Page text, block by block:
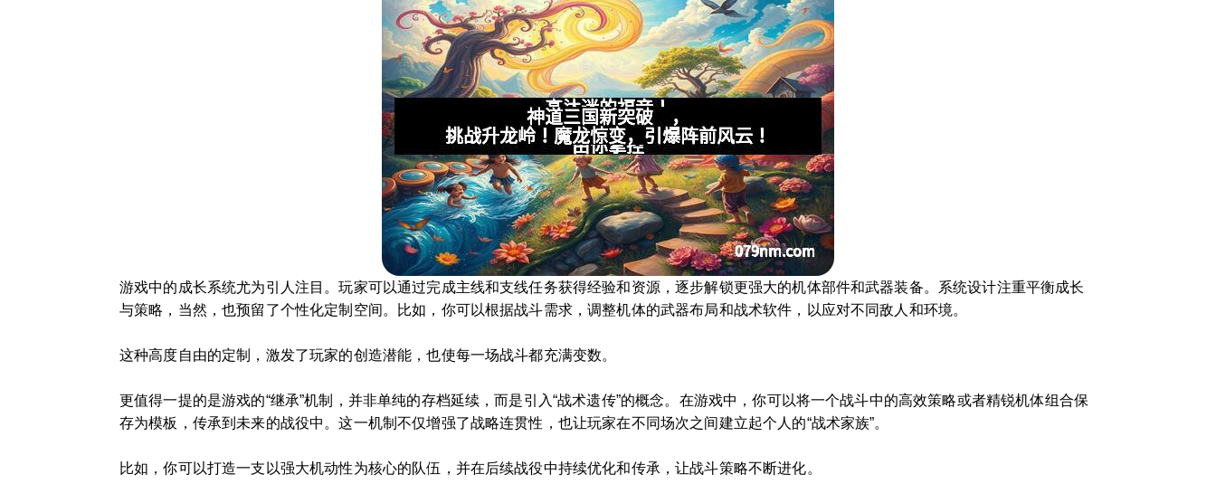
游戏中的成长系统尤为引人注目。玩家可以通过完成主线和支线任务获得经验和资源，逐步解锁更强大的机体部件和武器装备。系统设计注重平衡成长
与策略，当然，也预留了个性化定制空间。比如，你可以根据战斗需求，调整机体的武器布局和战术软件，以应对不同敌人和环境。
这种高度自由的定制，激发了玩家的创造潜能，也使每一场战斗都充满变数。
更值得一提的是游戏的“继承”机制，并非单纯的存档延续，而是引入“战术遗传”的概念。在游戏中，你可以将一个战斗中的高效策略或者精锐机体组合保
存为模板，传承到未来的战役中。这一机制不仅增强了战略连贯性，也让玩家在不同场次之间建立起个人的“战术家族”。
比如，你可以打造一支以强大机动性为核心的队伍，并在后续战役中持续优化和传承，让战斗策略不断进化。